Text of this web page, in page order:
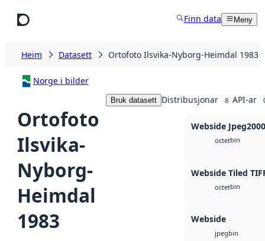
Finn data Meny
Heim Datasett Ortofoto Ilsvika-Nyborg-Heimdal 1983
Norge i bilder
Ortofoto
Ilsvika-
Nyborg-
Heimdal
1983
Bruk datasett Distribusjonar 8 API-ar
Webside Jpeg2000
octetbin
Webside Tiled
octetbin
Webside
jpegbin